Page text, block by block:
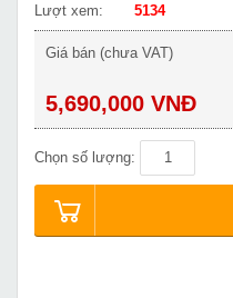
Lượt xem:
5134
Giá bán (chưa VAT)
5,690,000 VNĐ
Chọn số lượng: